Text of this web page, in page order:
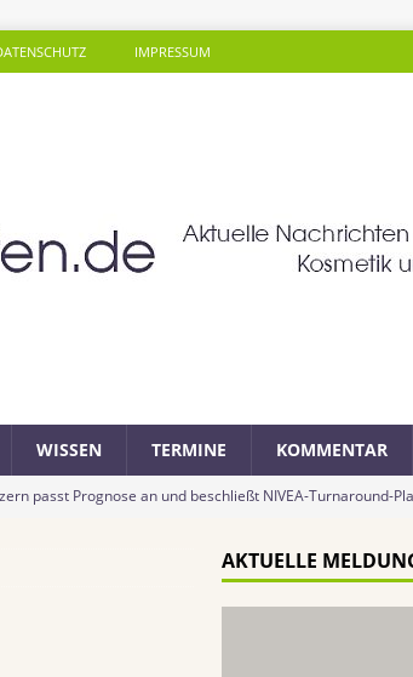
IMPRESSUM
WISSEN TERMINE KOMMENTAR
passt Prognose an und beschließt NIVEA-Turnaround-
Karrierewege im Handel weiter aus
EINZELHANDEL
AKTUELLE